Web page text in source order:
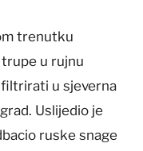
trenutku
u rujnu
u sjeverna
Uslijedio je
ruske snage